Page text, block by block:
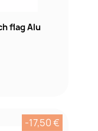
flag Alu
-17,50 €